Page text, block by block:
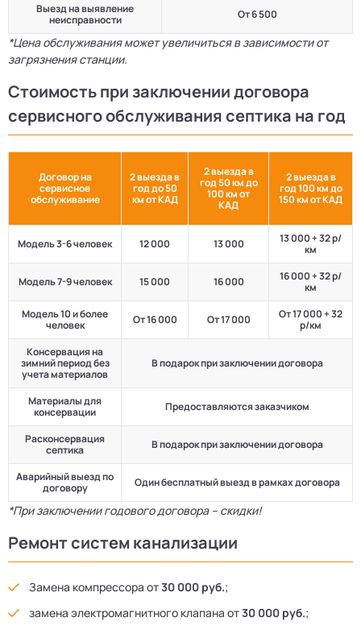
Выезд на выявление
неисправности
От 6 500
*Цена обслуживания может увеличиться в зависимости от
загрязнения станции.
Стоимость при заключении договора
сервисного обслуживания септика на год
Договор на
сервисное
обслуживание
2 выезда в
год до 50
км от КАД
2 выезда в
год 50 км до
100 км от
КАД
2 выезда в
год 100 км до
150 км от КАД
Модель 3-6 человек 12 000 13 000
13 000 + 32 р/
км
Модель 7-9 человек 15 000 16 000
16 000 + 32 р/
км
Модель 10 и более
человек
От 16 000 От 17 000
От 17 000 + 32
р/км
Консервация на
зимний период без
учета материалов
В подарок при заключении договора
Материалы для
консервации
Предоставляются заказчиком
Расконсервация
септика
В подарок при заключении договора
Аварийный выезд по
договору
Один бесплатный выезд в рамках договора
*При заключении годового договора – скидки!
Ремонт систем канализации
Замена компрессора от30 000 руб.;
замена электромагнитного клапана от30 000 руб.;